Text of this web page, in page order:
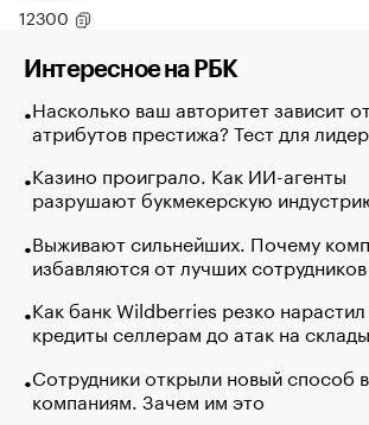
12300
Интересное на РБК
Насколько ваш авторитет зависит
атрибутов престижа? Тест для
Казино проиграло. Как ИИ-агенты
разрушают букмекерскую
Выживают сильнейших. Почему
избавляются от лучших сотрудников
Как банк Wildberries резко нарастил
кредиты селлерам до атак на склады
Сотрудники открыли новый способ
компаниям. Зачем им это